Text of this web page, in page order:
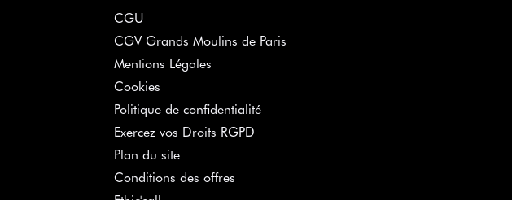
CGU
CGV Grands Moulins de Paris
Mentions Légales
Cookies
Politique de confidentialité
Exercez vos Droits RGPD
Plan du site
Conditions des offres